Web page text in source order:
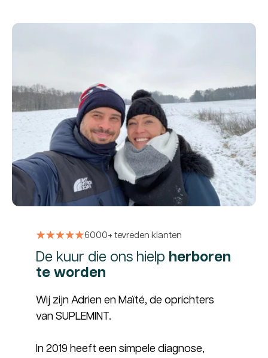
6000+ tevreden klanten
De kuur die ons hielp herboren
te worden
Wij zijn Adrien en Maïté, de oprichters
van SUPLEMINT.
In 2019 heeft een simpele diagnose,